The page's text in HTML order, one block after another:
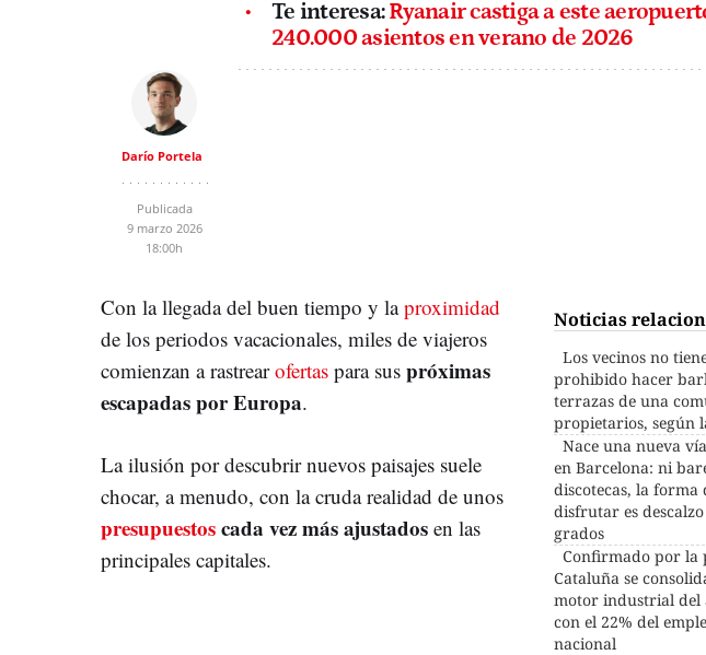
Te interesa:Ryanair castiga a este
240.000 asientos en verano de 2026
Darío Portela
Publicada
9 marzo 2026
18:00h
Noticias
Los vecinos no
prohibido hacer
terrazas de una
propietarios, según
Nace una nueva
en Barcelona: ni
discotecas, la forma
disfrutar es
grados
Confirmado por la
Cataluña se
motor industrial del
con el 22% del
nacional
Con la llegada del buen tiempo y laproximidad
de los periodos vacacionales, miles de viajeros
comienzan a rastrearofertas para sus próximas
escapadas por Europa.
La ilusión por descubrir nuevos paisajes suele
chocar, a menudo, con la cruda realidad de unos
presupuestoscada vez más ajustados en las
principales capitales.